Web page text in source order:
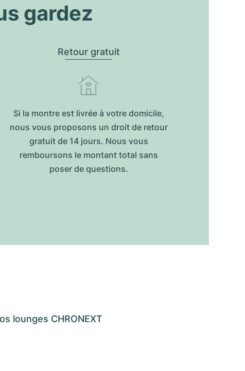
gardez
Retour gratuit
Si la montre est livrée à votre domicile,
nous vous proposons un droit de retour
gratuit de 14 jours. Nous vous
remboursons le montant total sans
poser de questions.
lounges CHRONEXT